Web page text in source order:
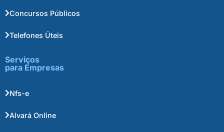
Concursos Públicos
Telefones Úteis
Serviços
para Empresas
Nfs-e
Alvará Online